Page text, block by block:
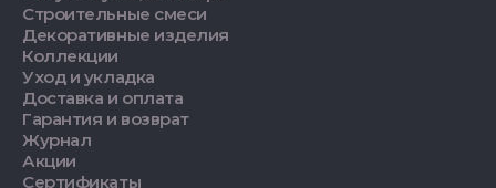
Строительные смеси
Декоративные изделия
Коллекции
Уход и укладка
Доставка и оплата
Гарантия и возврат
Журнал
Акции
Сертификаты